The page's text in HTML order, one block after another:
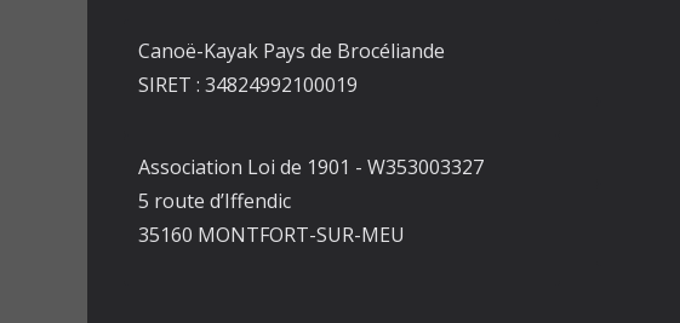
Canoë-Kayak Pays de Brocéliande
SIRET : 34824992100019
Association Loi de 1901 - W353003327
5 route d’Iffendic
35160 MONTFORT-SUR-MEU